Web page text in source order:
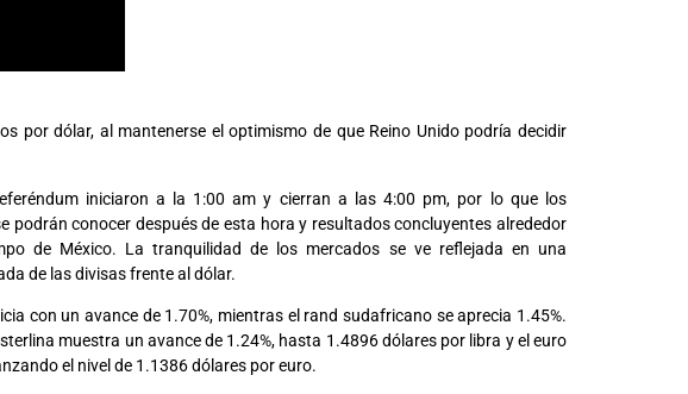
por dólar, al mantenerse el optimismo de que Reino Unido podría decidir
iniciaron a la 1:00 am y cierran a las 4:00 pm, por lo que los
podrán conocer después de esta hora y resultados concluyentes alrededor
de México. La tranquilidad de los mercados se ve reflejada en una
de las divisas frente al dólar.
con un avance de 1.70%, mientras el rand sudafricano se aprecia 1.45%.
muestra un avance de 1.24%, hasta 1.4896 dólares por libra y el euro
el nivel de 1.1386 dólares por euro.